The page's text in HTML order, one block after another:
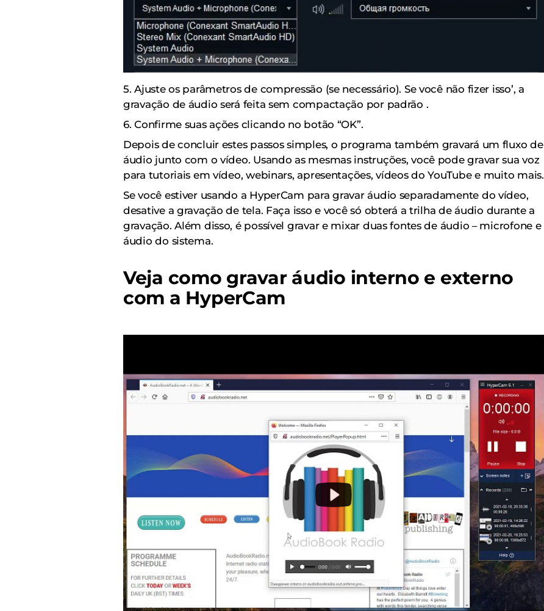
5. Ajuste os parâmetros de compressão (se necessário). Se você não fizer isso’, a
gravação de áudio será feita sem compactação por padrão .
6. Confirme suas ações clicando no botão “OK”.
Depois de concluir estes passos simples, o programa também gravará um fluxo de
áudio junto com o vídeo. Usando as mesmas instruções, você pode gravar sua voz
para tutoriais em vídeo, webinars, apresentações, vídeos do YouTube e muito mais.
Se você estiver usando a HyperCam para gravar áudio separadamente do vídeo,
desative a gravação de tela. Faça isso e você só obterá a trilha de áudio durante a
gravação. Além disso, é possível gravar e mixar duas fontes de áudio – microfone e
áudio do sistema.
Veja como gravar áudio interno e externo
com a HyperCam